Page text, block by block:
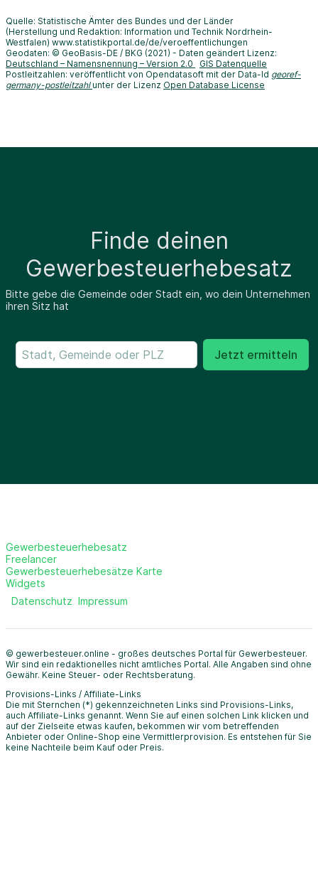
Quelle: Statistische Ämter des Bundes und der Länder
(Herstellung und Redaktion: Information und Technik Nordrhein-
Westfalen) www.statistikportal.de/de/veroeffentlichungen
Geodaten: © GeoBasis-DE / BKG (2021) - Daten geändert Lizenz:
Deutschland – Namensnennung – Version 2.0
GIS Datenquelle
Postleitzahlen: veröffentlicht von Opendatasoft mit der Data-Id georef-
germany-postleitzahl unter der Lizenz Open Database License
Finde deinen
Gewerbesteuerhebesatz
Bitte gebe die Gemeinde oder Stadt ein, wo dein Unternehmen
ihren Sitz hat
Jetzt ermitteln
Gewerbesteuerhebesatz
Freelancer
Gewerbesteuerhebesätze Karte
Widgets
Datenschutz Impressum
© gewerbesteuer.online - großes deutsches Portal für Gewerbesteuer.
Wir sind ein redaktionelles nicht amtliches Portal. Alle Angaben sind ohne
Gewähr. Keine Steuer- oder Rechtsberatung.
Provisions-Links / Affiliate-Links
Die mit Sternchen (*) gekennzeichneten Links sind Provisions-Links,
auch Affiliate-Links genannt. Wenn Sie auf einen solchen Link klicken und
auf der Zielseite etwas kaufen, bekommen wir vom betreffenden
Anbieter oder Online-Shop eine Vermittlerprovision. Es entstehen für Sie
keine Nachteile beim Kauf oder Preis.